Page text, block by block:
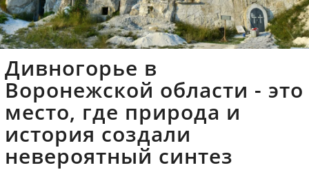
Дивногорье в
Воронежской области - это
место, где природа и
история создали
невероятный синтез